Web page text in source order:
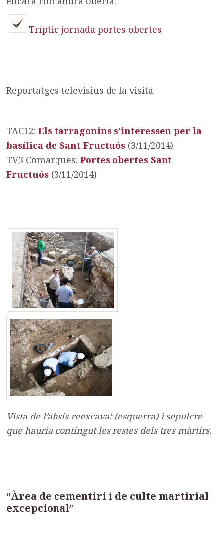
Tríptic jornada portes obertes
Reportatges televisius de la visita
TAC12:Els tarragonins s’interessen per la
basílica de Sant Fructuós (3/11/2014)
TV3 Comarques:Portes obertes Sant
Fructuós (3/11/2014)
Vista de l’absis reexcavat (esquerra) i sepulcre
que hauria contingut les restes dels tres màrtirs.
“Àrea de cementiri i de culte martirial
excepcional”